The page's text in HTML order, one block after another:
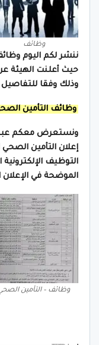
وظائف
ننشر لكم اليوم
حيث أعلنت الهيئة
وذلك وفقا للتفاصيل
وظائف التأمين
ونستعرض معكم عبر
إعلان التأمين
التوظيف
الموضحة في الإعلان
وظائف – التأمين